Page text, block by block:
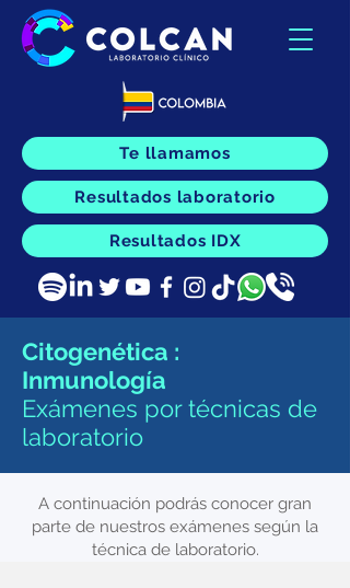
Te llamamos
Resultados laboratorio
Resultados IDX
Citogenética :
Inmunología
Exámenes por técnicas de
laboratorio
A continuación podrás conocer gran
parte de nuestros exámenes según la
técnica de laboratorio.